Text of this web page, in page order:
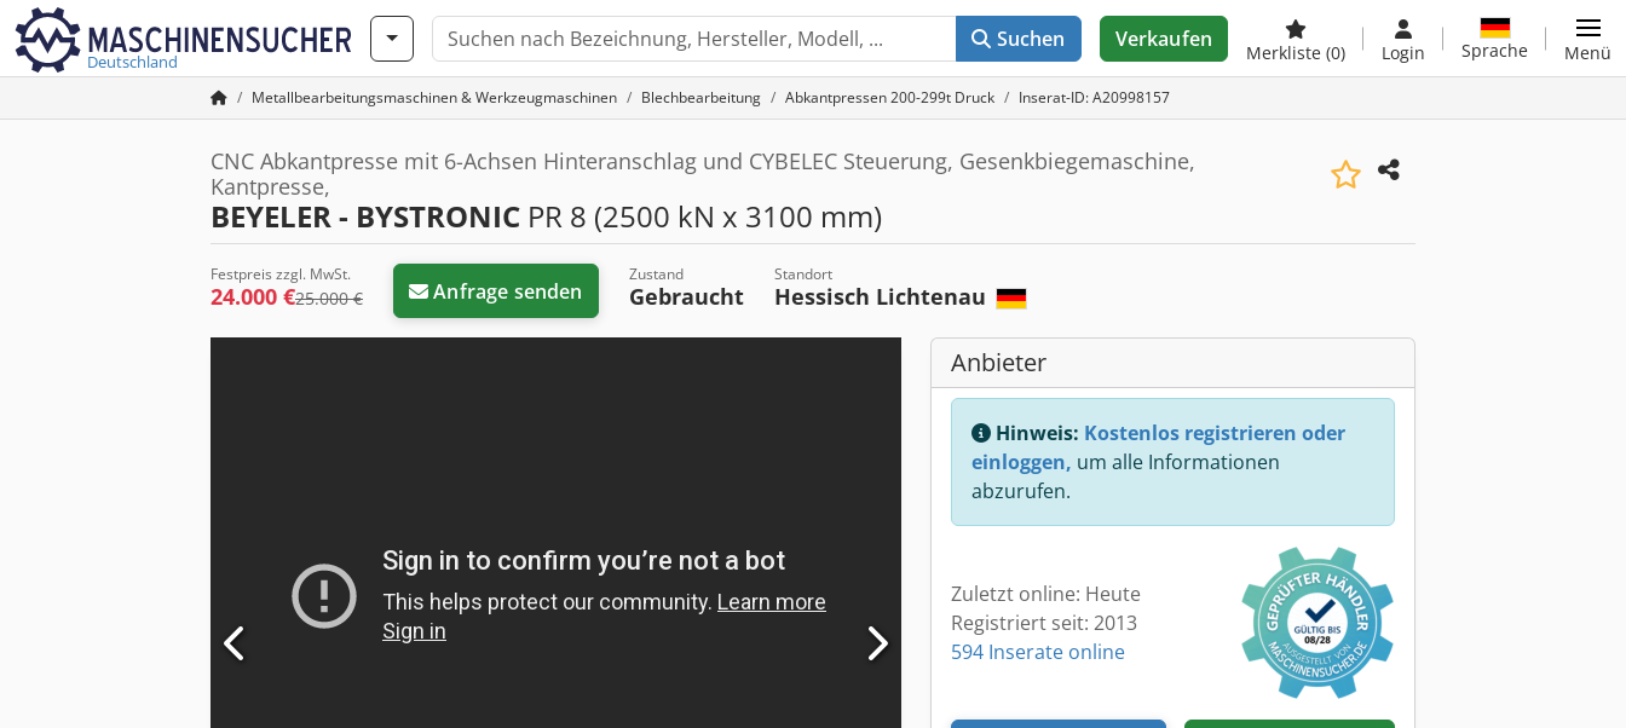
Deutschland
Suchen Verkaufen
Merkliste (0) Login Sprache Menü
Metallbearbeitungsmaschinen & Werkzeugmaschinen Blechbearbeitung Abkantpressen 200-299t Druck Inserat-ID: A20998157
CNC Abkantpresse mit 6-Achsen Hinteranschlag und CYBELEC Steuerung, Gesenkbiegemaschine,
Kantpresse,
BEYELER - BYSTRONIC PR 8 (2500 kN x 3100 mm)
Festpreis zzgl. MwSt.
24.000 €25.000 € Anfrage senden
Zustand
Gebraucht
Standort
Hessisch Lichtenau
Anbieter
Hinweis: Kostenlos registrieren oder
einloggen, um alle Informationen
abzurufen.
Zuletzt online: Heute
Registriert seit: 2013
594 Inserate online